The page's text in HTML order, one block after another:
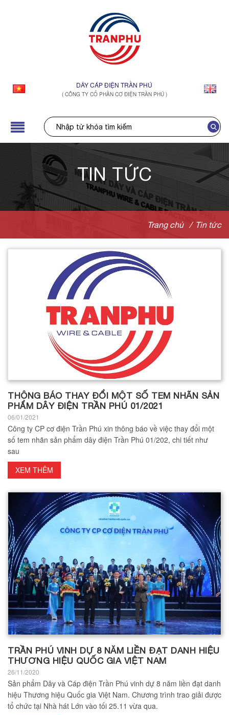
DÂY CÁP ĐIỆN TRẦN PHÚ
( CÔNG TY CỔ PHẦN CƠ ĐIỆN TRẦN PHÚ )
TIN TỨC
Trang chủ / Tin tức
THÔNG BÁO THAY ĐỔI MỘT SỐ TEM NHÃN SẢN
PHẨM DÂY ĐIỆN TRẦN PHÚ 01/2021
06/01/2021
Công ty CP cơ điện Trần Phú xin thông báo về việc thay đổi một
số tem nhãn sản phẩm dây điện Trần Phú 01/202, chi tiết như
sau
XEM THÊM
TRẦN PHÚ VINH DỰ 8 NĂM LIỀN ĐẠT DANH HIỆU
THƯƠNG HIỆU QUỐC GIA VIỆT NAM
26/11/2020
Sản phẩm Dây và Cáp điện Trần Phú vinh dự 8 năm liền đạt danh
hiệu Thương hiệu Quốc gia Việt Nam. Chương trình trao giải được
tổ chức tại Nhà hát Lớn vào tối 25.11 vừa qua.